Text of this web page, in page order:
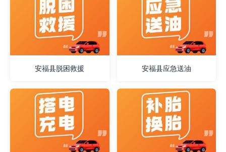
安福县脱困救援 安福县应急送油